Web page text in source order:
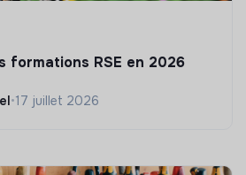
formations RSE en 2026
•17 juillet 2026